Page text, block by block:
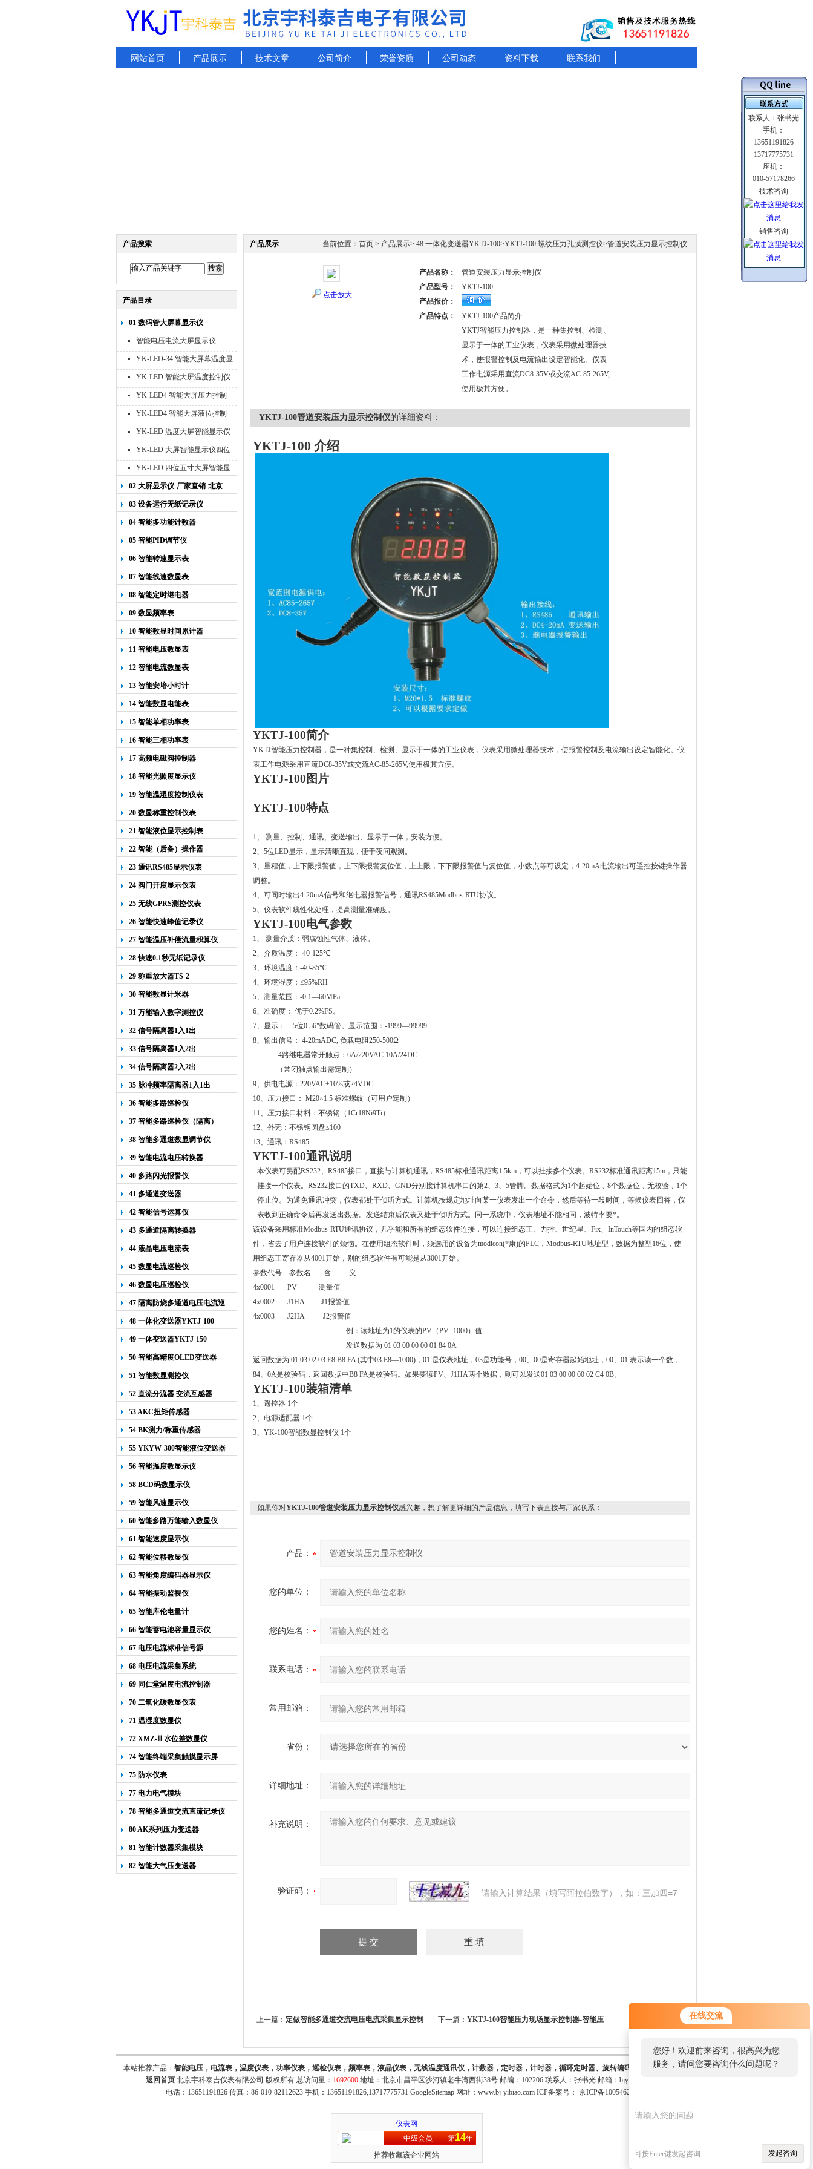
在线交流
您好！欢迎前来咨询，很高兴为您
服务，请问您要咨询什么问题呢？
可按Enter键发起咨询 发起咨询
网站首页 产品展示 技术文章 公司简介 荣誉资质 公司动态 资料下载 联系我们
产品搜索
产品目录
01 数码管大屏幕显示仪
智能电压电流大屏显示仪
YK-LED-34 智能大屏幕温度显
示仪
YK-LED 智能大屏温度控制仪
YK-LED4 智能大屏压力控制
仪
YK-LED4 智能大屏液位控制
仪
YK-LED 温度大屏智能显示仪
四位十寸
YK-LED 大屏智能显示仪四位
八寸
YK-LED 四位五寸大屏智能显
示仪
02 大屏显示仪-厂家直销-北京
宇科泰吉
03 设备运行无纸记录仪
04 智能多功能计数器
05 智能PID调节仪
06 智能转速显示表
07 智能线速数显表
08 智能定时继电器
09 数显频率表
10 智能数显时间累计器
11 智能电压数显表
12 智能电流数显表
13 智能安培小时计
14 智能数显电能表
15 智能单相功率表
16 智能三相功率表
17 高频电磁阀控制器
18 智能光照度显示仪
19 智能温湿度控制仪表
20 数显称重控制仪表
21 智能液位显示控制表
22 智能（后备）操作器
23 通讯RS485显示仪表
24 阀门开度显示仪表
25 无线GPRS测控仪表
26 智能快速峰值记录仪
27 智能温压补偿流量积算仪
28 快速0.1秒无纸记录仪
29 称重放大器TS-2
30 智能数显计米器
31 万能输入数字测控仪
32 信号隔离器1入1出
33 信号隔离器1入2出
34 信号隔离器2入2出
35 脉冲频率隔离器1入1出
36 智能多路巡检仪
37 智能多路巡检仪（隔离）
38 智能多通道数显调节仪
39 智能电流电压转换器
40 多路闪光报警仪
41 多通道变送器
42 智能信号运算仪
43 多通道隔离转换器
44 液晶电压电流表
45 数显电流巡检仪
46 数显电压巡检仪
47 隔离防烧多通道电压电流巡
检仪
48 一体化变送器YKTJ-100
49 一体变送器YKTJ-150
50 智能高精度OLED变送器
YK-218
51 智能数显测控仪
52 直流分流器 交流互感器
53 AKC扭矩传感器
54 BK测力/称重传感器
55 YKYW-300智能液位变送器
56 智能温度数显示仪
58 BCD码数显示仪
59 智能风速显示仪
60 智能多路万能输入数显仪
61 智能速度显示仪
62 智能位移数显仪
63 智能角度编码器显示仪
64 智能振动监视仪
65 智能库伦电量计
66 智能蓄电池容量显示仪
67 电压电流标准信号源
68 电压电流采集系统
69 同仁堂温度电流控制器
70 二氧化碳数显仪表
71 温湿度数显仪
72 XMZ-Ⅲ 水位差数显仪
74 智能终端采集触摸显示屏
75 防水仪表
77 电力电气模块
78 智能多通道交流直流记录仪
80 AK系列压力变送器
81 智能计数器采集模块
82 智能大气压变送器
产品展示 当前位置： 首页 > 产品展示> 48 一体化变送器YKTJ-100>YKTJ-100 螺纹压力孔膜测控仪>管道安装压力显示控制仪
点击放大
产品名称：
管道安装压力显示控制仪
产品型号：
YKTJ-100
产品报价：
产品特点：
YKTJ-100产品简介
YKTJ智能压力控制器，是一种集控制、检测、
显示于一体的工业仪表，仪表采用微处理器技
术，使报警控制及电流输出设定智能化。仪表
工作电源采用直流DC8-35V或交流AC-85-265V,
使用极其方便。
YKTJ-100管道安装压力显示控制仪的详细资料：
YKTJ-100 介绍
YKTJ-100简介
YKTJ智能压力控制器，是一种集控制、检测、显示于一体的工业仪表，仪表采用微处理器技术，使报警控制及电流输出设定智能化。仪
表工作电源采用直流DC8-35V或交流AC-85-265V,使用极其方便。
YKTJ-100图片
YKTJ-100特点
1、
测量、控制、通讯、变送输出、显示于一体，安装方便。
2、 5位LED显示，显示清晰直观，便于夜间观测。
3、量程值，上下限报警值，上下限报警复位值，上上限，下下限报警值与复位值，小数点等可设定， 4-20mA电流输出可遥控按键操作器
调整。
4、可同时输出4-20mA信号和继电器报警信号，通讯RS485Modbus-RTU协议。
5、仪表软件线性化处理，提高测量准确度。
YKTJ-100电气参数
1、
测量介质：弱腐蚀性气体、液体。
2、介质温度： -40-125℃
3、环境温度： -40-85℃
4、环境湿度：≤95%RH
5、测量范围： -0.1—60MPa
6、准确度： 优于0.2%FS。
7、显示： 5位0.56"数码管。显示范围： -1999—99999
8、输出信号： 4-20mADC, 负载电阻 250-500Ω
4路继电器常开触点： 6A/220VAC 10A/24DC
（常闭触点输出需定制）
9、供电电源： 220VAC±10%或24VDC
10、压力接口： M20×1.5 标准螺纹（可用户定制）
11、压力接口材料：不锈钢（ 1Cr18Ni9Ti）
12、外壳：不锈钢圆盘≤100
13、通讯： RS485
YKTJ-100通讯说明
本仪表可另配RS232、RS485接口，直接与计算机通讯， RS485标准通讯距离1.5km ，可以挂接多个仪表。 RS232标准通讯距离15m ，只能
挂接一个仪表。 RS232接口的TXD、RXD、GND分别接计算机串口的第2、3、5管脚。数据格式为1个起始位﹑8个数据位﹑无校验 ﹑ 1个
停止位。 为避免通讯冲突，仪表都处于侦听方式。计算机按规定地址向某一仪表发出一个命令，然后等待一段时间，等候仪表回答，仪
表收到正确命令后再发送出数据。发送结束后仪表又处于侦听方式。同一系统中，仪表地址不能相同，波特率要*。
该设备采用标准Modbus-RTU通讯协议，几乎能和所有的组态软件连接，可以连接组态王、力控、世纪星、Fix、 InTouch等国内的组态软
件，省去了用户连接软件的烦恼。在使用组态软件时，须选用的设备为modicon(*康)的PLC，Modbus-RTU地址型，数据为整型16位，使
用组态王寄存器从4001开始，别的组态软件有可能是从3001开始。
参数代号 参数名 含 义
4x0001 PV 测量值
4x0002 J1HA J1报警值
4x0003 J2HA J2报警值
例：读地址为1的仪表的PV（PV=1000）值
发送数据为 01 03 00 00 00 01 84 0A
返回数据为 01 03 02 03 E8 B8 FA (其中03 E8—1000)，01 是仪表地址，03是功能号，00、00是寄存器起始地址，00、01 表示读一个数，
84、0A是校验码，返回数据中B8 FA是校验码。如果要读PV、J1HA两个数据，则可以发送01 03 00 00 00 02 C4 0B。
YKTJ-100装箱清单
1、遥控器 1个
2、电源适配器 1个
3、 YK-100智能数显控制仪 1个
如果你对YKTJ-100管道安装压力显示控制仪感兴趣，想了解更详细的产品信息，填写下表直接与厂家联系：
产品：
您的单位：
您的姓名：
联系电话：
常用邮箱：
省份：
详细地址：
补充说明：
验证码： 请输入计算结果（填写阿拉伯数字），如：三加四=7
上一篇： 定做智能多通道交流电压电流采集显示控制 下一篇： YKTJ-100智能压力现场显示控制器-智能压 返回列表>>
本站推荐产品： 智能电压，电流表，温度仪表，功率仪表，巡检仪表，频率表，液晶仪表，无线温度通讯仪，计数器，定时器，计时器，循环定时器、旋转编码器、智能光栅尺。
返回首页 北京宇科泰吉仪表有限公司 版权所有 总访问量： 1692600 地址：北京市昌平区沙河镇老牛湾西街38号 邮编：102206 联系人：张书光 邮箱： bjyktj@126.com
电话：13651191826 传真：86-010-82112623 手机：13651191826,13717775731 GoogleSitemap 网址： www.bj-yibiao.com ICP备案号： 京ICP备10054621号-4
联系人：张书光
手机：
13651191826
13717775731
座机：
010-57178266
技术咨询
销售咨询
仪表网
中级会员
第14年
推荐收藏该企业网站